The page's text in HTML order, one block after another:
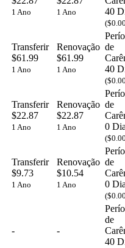
1 Ano 1 Ano
40
Transferir
$61.99
1 Ano
Renovação
$61.99
1 Ano
de
40
Transferir
$22.87
1 Ano
Renovação
$22.87
1 Ano
de
0
Transferir
$9.73
1 Ano
Renovação
$10.54
1 Ano
de
0
- -
de
40